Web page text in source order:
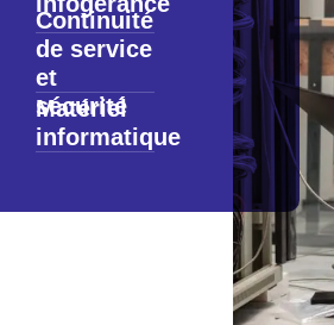
Continuité
de service
et
sécurité
Matériel
informatique